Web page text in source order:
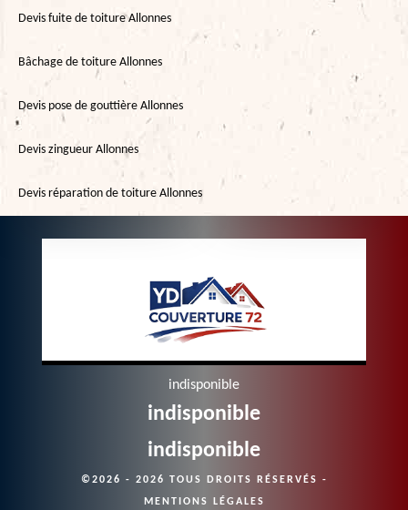
Devis fuite de toiture Allonnes
Bâchage de toiture Allonnes
Devis pose de gouttière Allonnes
Devis zingueur Allonnes
Devis réparation de toiture Allonnes
indisponible
indisponible
indisponible
©2026 - 2026 TOUS DROITS RÉSERVÉS -
MENTIONS LÉGALES